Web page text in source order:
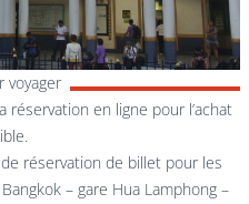
voyager
en ligne pour l’achat
réservation de billet pour les
– gare Hua Lamphong –